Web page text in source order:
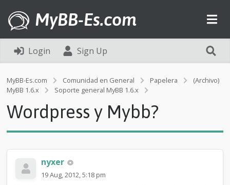
MyBB-Es.com
Login Sign Up
MyBB-Es.com Comunidad en General Papelera
(Archivo)
MyBB 1.6.x
Soporte general MyBB 1.6.x
r
d
p
e
Wordpress y Mybb?
nyxer
19 Aug, 2012, 5:18 pm